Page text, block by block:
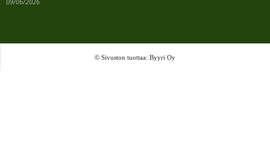
© Sivuston tuottaa: Byyri Oy